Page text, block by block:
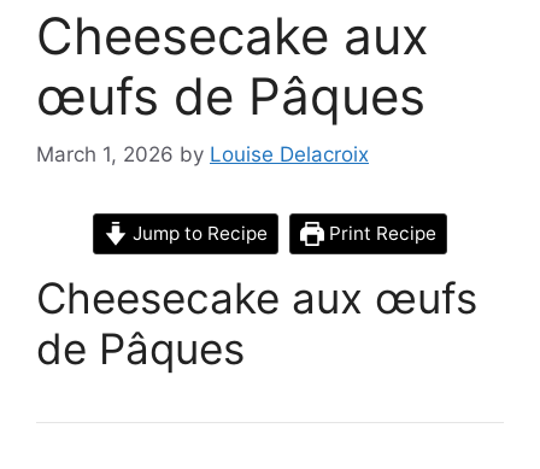
Cheesecake aux
œufs de Pâques
March 1, 2026 by Louise Delacroix
Jump to Recipe Print Recipe
Cheesecake aux œufs
de Pâques